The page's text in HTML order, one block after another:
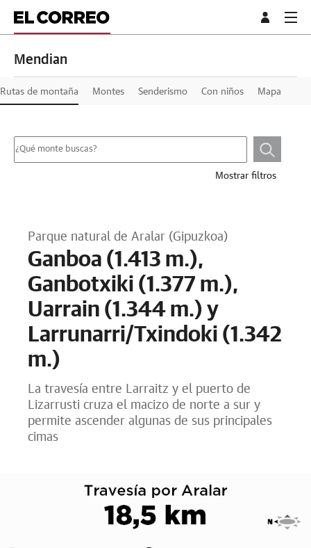
Mendian
Rutas de montaña Montes Senderismo Con niños Mapa
Mostrar filtros
Parque natural de Aralar (Gipuzkoa)
Ganboa (1.413 m.),
Ganbotxiki (1.377 m.),
Uarrain (1.344 m.) y
Larrunarri/Txindoki (1.342
m.)
La travesía entre Larraitz y el puerto de
Lizarrusti cruza el macizo de norte a sur y
permite ascender algunas de sus principales
cimas